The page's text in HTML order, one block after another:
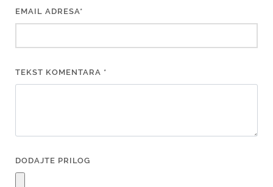
EMAIL ADRESA*
TEKST KOMENTARA *
DODAJTE PRILOG